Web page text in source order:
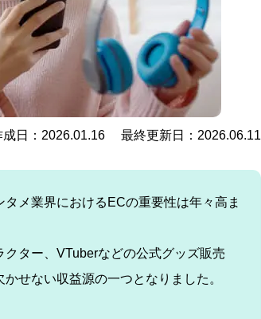
成日：2026.01.16 最終更新日：2026.06.11
メ業界におけるECの重要性は年々高ま
ター、VTuberなどの公式グッズ販売
せない収益源の一つとなりました。